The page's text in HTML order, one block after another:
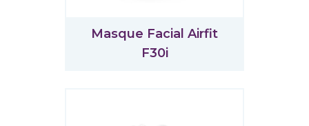
Masque Facial Airfit
F30i